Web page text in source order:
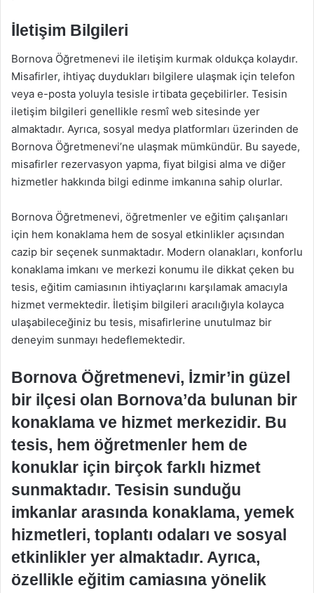
İletişim Bilgileri
Bornova Öğretmenevi ile iletişim kurmak oldukça kolaydır.
Misafirler, ihtiyaç duydukları bilgilere ulaşmak için telefon
veya e-posta yoluyla tesisle irtibata geçebilirler. Tesisin
iletişim bilgileri genellikle resmî web sitesinde yer
almaktadır. Ayrıca, sosyal medya platformları üzerinden de
Bornova Öğretmenevi’ne ulaşmak mümkündür. Bu sayede,
misafirler rezervasyon yapma, fiyat bilgisi alma ve diğer
hizmetler hakkında bilgi edinme imkanına sahip olurlar.
Bornova Öğretmenevi, öğretmenler ve eğitim çalışanları
için hem konaklama hem de sosyal etkinlikler açısından
cazip bir seçenek sunmaktadır. Modern olanakları, konforlu
konaklama imkanı ve merkezi konumu ile dikkat çeken bu
tesis, eğitim camiasının ihtiyaçlarını karşılamak amacıyla
hizmet vermektedir. İletişim bilgileri aracılığıyla kolayca
ulaşabileceğiniz bu tesis, misafirlerine unutulmaz bir
deneyim sunmayı hedeflemektedir.
Bornova Öğretmenevi, İzmir’in güzel
bir ilçesi olan Bornova’da bulunan bir
konaklama ve hizmet merkezidir. Bu
tesis, hem öğretmenler hem de
konuklar için birçok farklı hizmet
sunmaktadır. Tesisin sunduğu
imkanlar arasında konaklama, yemek
hizmetleri, toplantı odaları ve sosyal
etkinlikler yer almaktadır. Ayrıca,
özellikle eğitim camiasına yönelik